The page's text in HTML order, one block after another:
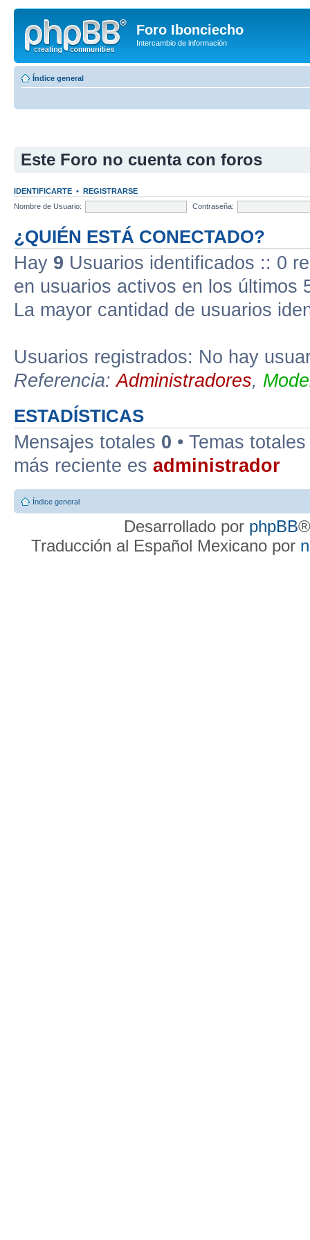
Foro Ibonciecho
Intercambio de información
Índice general
Este Foro no cuenta con foros
IDENTIFICARTE • REGISTRARSE
Nombre de Usuario:
Contraseña:
¿QUIÉN ESTÁ CONECTADO?
Hay 9 Usuarios identificados :: 0
en usuarios activos en los últimos
La mayor cantidad de usuarios
Usuarios registrados: No hay
Referencia:Administradores,
ESTADÍSTICAS
Mensajes totales 0 • Temas
más reciente es administrador
Índice general
Desarrollado por phpBB
Traducción al Español Mexicano por